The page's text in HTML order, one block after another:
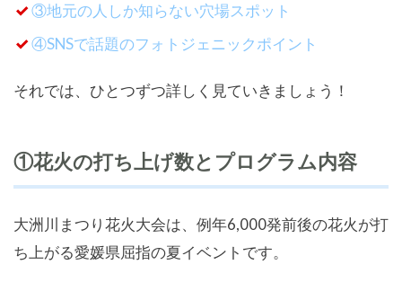
③地元の人しか知らない穴場スポット
④SNSで話題のフォトジェニックポイント
それでは、ひとつずつ詳しく見ていきましょう！
①花火の打ち上げ数とプログラム内容
大洲川まつり花火大会は、例年6,000発前後の花火が打
ち上がる愛媛県屈指の夏イベントです。